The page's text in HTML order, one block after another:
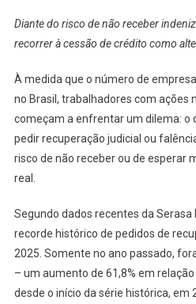
Diante do risco de não receber
recorrer à cessão de crédito como
À medida que o número de
no Brasil, trabalhadores com ações
começam a enfrentar um dilema: o
pedir recuperação judicial ou
risco de não receber ou de esperar
real.
Segundo dados recentes da Serasa
recorde histórico de pedidos de
2025. Somente no ano passado,
– um aumento de 61,8% em
desde o início da série histórica, em